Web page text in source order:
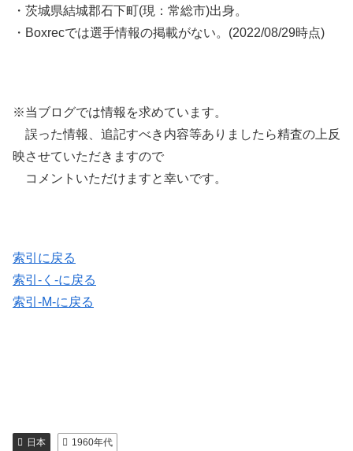
・茨城県結城郡石下町(現：常総市)出身。
・Boxrecでは選手情報の掲載がない。(2022/08/29時点)
※当ブログでは情報を求めています。
誤った情報、追記すべき内容等ありましたら精査の上反
映させていただきますので
コメントいただけますと幸いです。
索引に戻る
索引-く-に戻る
索引-M-に戻る
日本 1960年代